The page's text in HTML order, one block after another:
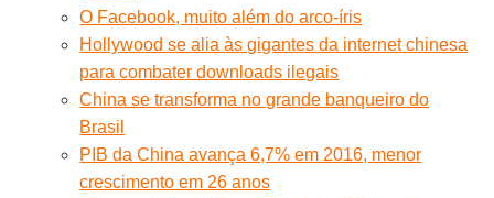
O Facebook, muito além do arco-íris
Hollywood se alia às gigantes da internet chinesa
para combater downloads ilegais
China se transforma no grande banqueiro do
Brasil
PIB da China avança 6,7% em 2016, menor
crescimento em 26 anos